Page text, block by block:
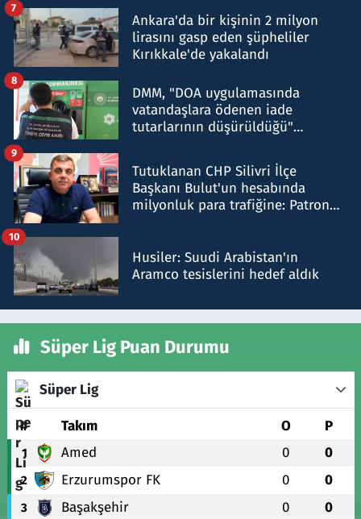
Ankara'da bir kişinin 2 milyon
lirasını gasp eden şüpheliler
Kırıkkale'de yakalandı
7
DMM, "DOA uygulamasında
vatandaşlara ödenen iade
tutarlarının düşürüldüğü"
8
Tutuklanan CHP Silivri İlçe
Başkanı Bulut'un hesabında
milyonluk para trafiğine: Patron
9
Husiler: Suudi Arabistan'ın
Aramco tesislerini hedef aldık
10
Süper Lig Puan Durumu
Süper Lig
# Takım O P
1 Amed 0 0
2 Erzurumspor FK 0 0
3 Başakşehir 0 0